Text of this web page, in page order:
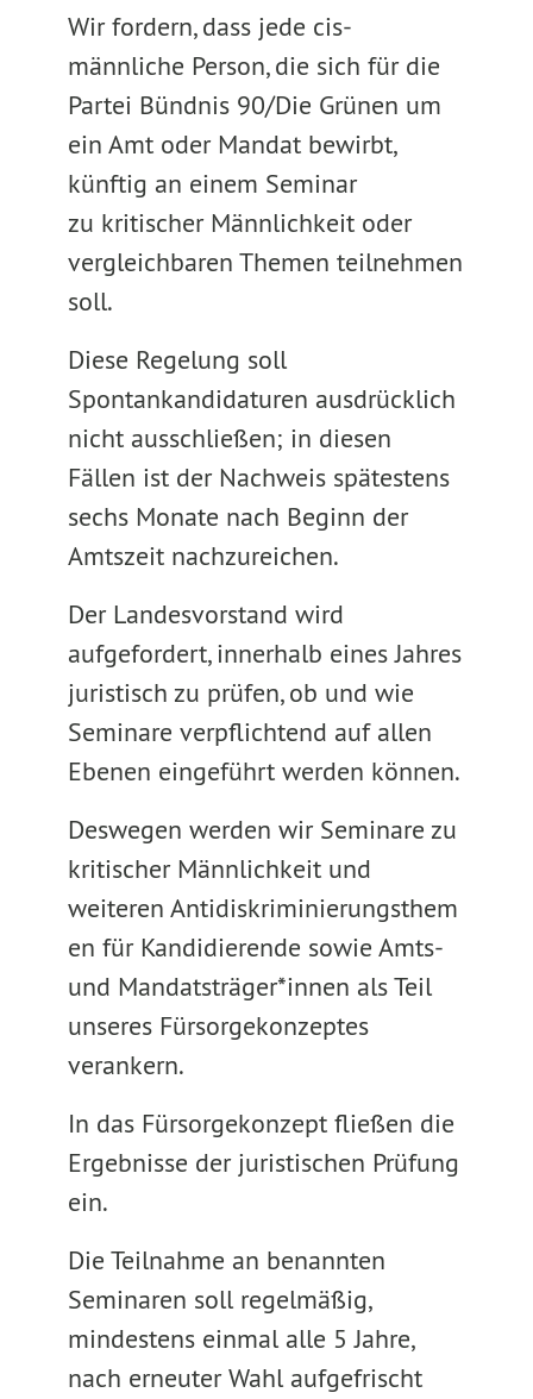
Wir fordern, dass jede cis-
männliche Person, die sich für die
Partei Bündnis 90/Die Grünen um
ein Amt oder Mandat bewirbt,
künftig an einem Seminar
zu kritischer Männlichkeit oder
vergleichbaren Themen teilnehmen
soll.
Diese Regelung soll
Spontankandidaturen ausdrücklich
nicht ausschließen; in diesen
Fällen ist der Nachweis spätestens
sechs Monate nach Beginn der
Amtszeit nachzureichen.
Der Landesvorstand wird
aufgefordert, innerhalb eines Jahres
juristisch zu prüfen, ob und wie
Seminare verpflichtend auf allen
Ebenen eingeführt werden können.
Deswegen werden wir Seminare zu
kritischer Männlichkeit und
weiteren Antidiskriminierungsthem
en für Kandidierende sowie Amts-
und Mandatsträger*innen als Teil
unseres Fürsorgekonzeptes
verankern.
In das Fürsorgekonzept fließen die
Ergebnisse der juristischen Prüfung
ein.
Die Teilnahme an benannten
Seminaren soll regelmäßig,
mindestens einmal alle 5 Jahre,
nach erneuter Wahl aufgefrischt